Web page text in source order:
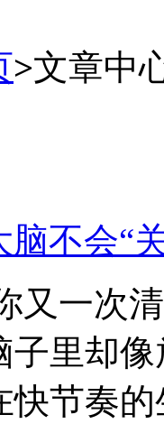
>文章中
不会“
又一次
子里却
快节奏